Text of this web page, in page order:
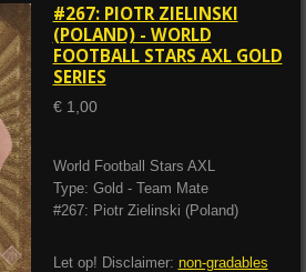
#267: PIOTR ZIELINSKI
(POLAND) - WORLD
FOOTBALL STARS AXL GOLD
SERIES
€ 1,00
World Football Stars AXL
Type: Gold - Team Mate
#267: Piotr Zielinski (Poland)
Let op! Disclaimer: non-gradables